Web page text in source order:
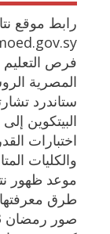
رابط موقع
فرص التعليم
المصرية
ستاندرد
البيتكوين إلى 120 ألف دولار
والكليات
طرق معرفتها